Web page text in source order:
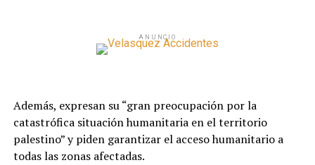
ANUNCIO
Además, expresan su “gran preocupación por la
catastrófica situación humanitaria en el territorio
palestino” y piden garantizar el acceso humanitario a
todas las zonas afectadas.